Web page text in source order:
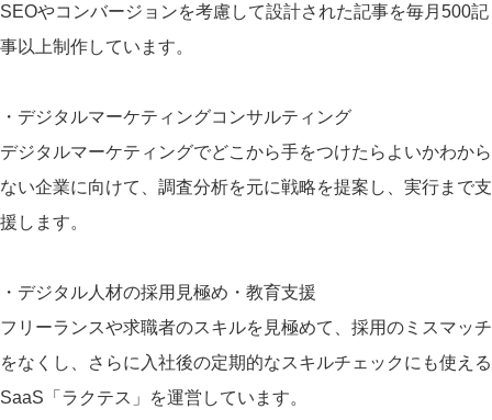
SEOやコンバージョンを考慮して設計された記事を毎月500記
事以上制作しています。
・デジタルマーケティングコンサルティング
デジタルマーケティングでどこから手をつけたらよいかわから
ない企業に向けて、調査分析を元に戦略を提案し、実行まで支
援します。
・デジタル人材の採用見極め・教育支援
フリーランスや求職者のスキルを見極めて、採用のミスマッチ
をなくし、さらに入社後の定期的なスキルチェックにも使える
SaaS「ラクテス」を運営しています。